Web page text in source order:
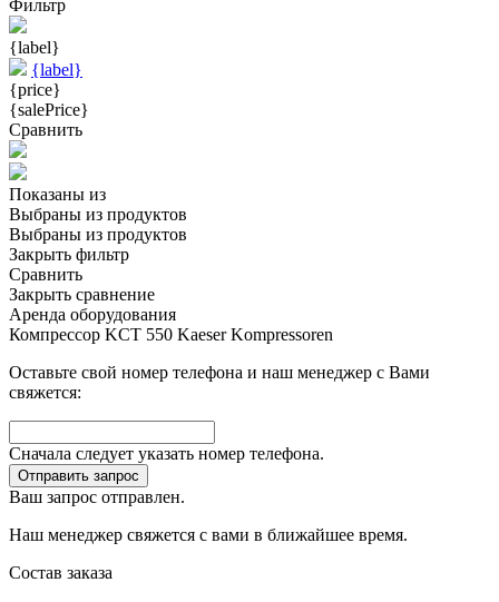
Фильтр
{label}
{label}
{price}
{salePrice}
Сравнить
Показаны из
Выбраны из продуктов
Выбраны из продуктов
Закрыть фильтр
Сравнить
Закрыть сравнение
Аренда оборудования
Компрессор KCT 550 Kaeser Kompressoren
Оставьте свой номер телефона и наш менеджер с Вами
свяжется:
Сначала следует указать номер телефона.
Отправить запрос
Ваш запрос отправлен.
Наш менеджер свяжется с вами в ближайшее время.
Состав заказа